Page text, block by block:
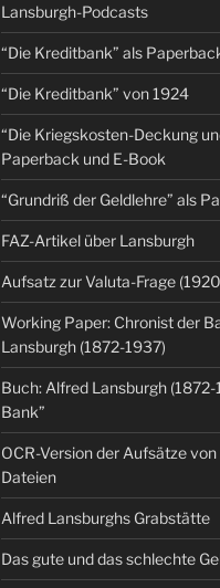
Lansburgh-Podcasts
“Die Kreditbank” als
“Die Kreditbank” von 1924
“Die Kriegskosten-Deckung
Paperback und E-Book
“Grundriß der Geldlehre” als
FAZ-Artikel über Lansburgh
Aufsatz zur Valuta-Frage
Working Paper: Chronist der
Lansburgh (1872-1937)
Buch: Alfred Lansburgh (1872-
Bank”
OCR-Version der Aufsätze
Dateien
Alfred Lansburghs Grabstätte
Das gute und das schlechte